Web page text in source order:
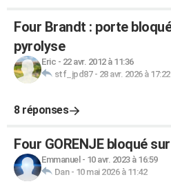
Four Brandt : porte
pyrolyse
Eric - 22 avr. 2012 à 11:36
stf_jpd87- 28 avr. 2026 à 17:22
8 réponses
Four GORENJE bloqué
Emmanuel - 10 avr. 2023 à 16:59
Dan- 10 mai 2026 à 11:42